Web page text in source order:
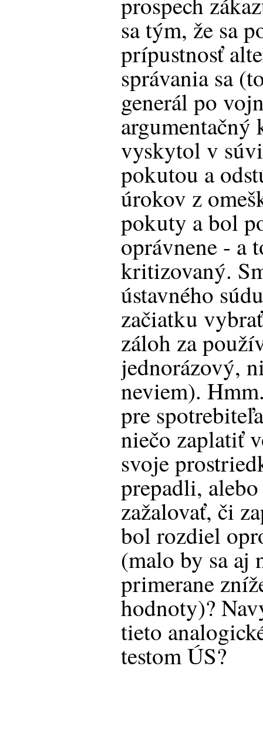
sa tým, že sa
prípustnosť
správania sa
generál po
argumentačný
vyskytol v
pokutou a
úrokov z
pokuty a bol
oprávnene - a
kritizovaný.
ústavného
začiatku
záloh za
jednorázový,
neviem).
pre
niečo zaplatiť
svoje
prepadli,
zažalovať, či
bol rozdiel
(malo by sa aj
primerane
hodnoty)?
tieto
testom ÚS?